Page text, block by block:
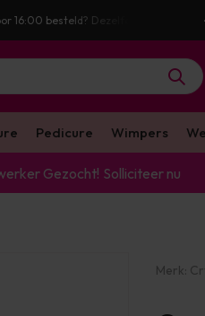
16:00 besteld? Dezelfde werkdag
Pedicure Wimpers
Gezocht! Solliciteer nu
Merk: